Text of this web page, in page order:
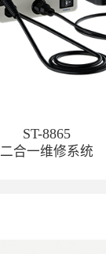
ST-8865
二合一维修系统